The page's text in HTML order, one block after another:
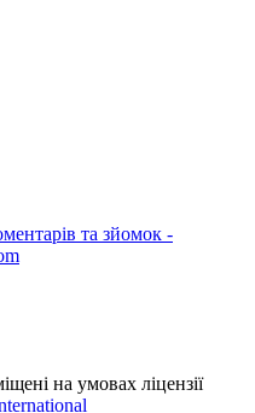
та зйомок -
на умовах ліцензії